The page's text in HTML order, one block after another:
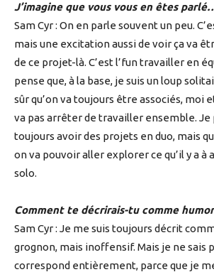
J’imagine que vous vous en êtes
Sam Cyr : On en parle souvent un peu.
mais une excitation aussi de voir ça va
de ce projet-là. C’est l’fun travailler en
pense que, à la base, je suis un loup
sûr qu’on va toujours être associés, moi
va pas arrêter de travailler ensemble. Je
toujours avoir des projets en duo, mais
on va pouvoir aller explorer ce qu’il y a à
solo.
Comment te décrirais-tu comme
Sam Cyr : Je me suis toujours décrit
grognon, mais inoffensif. Mais je ne sais
correspond entièrement, parce que je